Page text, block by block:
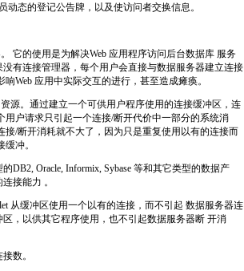
态的登记公告牌，以及使访问者交换信息。
它的使用是为解决Web 应用程序访问后台数据库 服务
有连接管理器，每个用户会直接与数据服务器建立连接
Web 应用中实际交互的进行，甚至造成瘫痪。
。通过建立一个可供用户程序使用的连接缓冲区，连
户请求只引起一个连接/断开代价中一部分的系统消
/断开消耗就不大了，因为只是重复使用以有的连接而
冲。
Oracle, Informix, Sybase 等和其它类型的数据产
接能力 。
从缓冲区使用一个以有的连接，而不引起 数据服务器连
，以供其它程序使用，也不引起数据服务器断 开消
数。